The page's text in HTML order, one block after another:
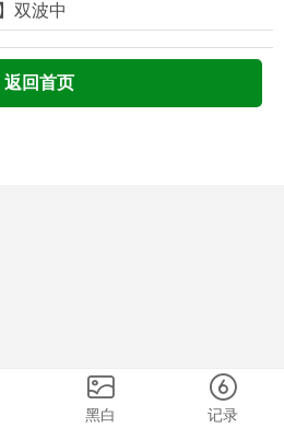
双波中
返回首页
黑白 记录